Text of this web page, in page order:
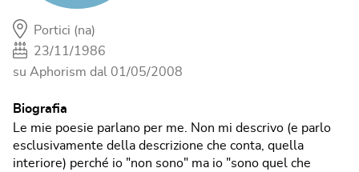
Portici (na)
23/11/1986
su Aphorism dal 01/05/2008
Biografia
Le mie poesie parlano per me. Non mi descrivo (e parlo
esclusivamente della descrizione che conta, quella
interiore) perché io "non sono" ma io "sono quel che